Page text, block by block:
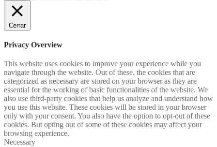
Cerrar
Privacy Overview
This website uses cookies to improve your experience while you
navigate through the website. Out of these, the cookies that are
categorized as necessary are stored on your browser as they are
essential for the working of basic functionalities of the website. We
also use third-party cookies that help us analyze and understand how
you use this website. These cookies will be stored in your browser
only with your consent. You also have the option to opt-out of these
cookies. But opting out of some of these cookies may affect your
browsing experience.
Necessary